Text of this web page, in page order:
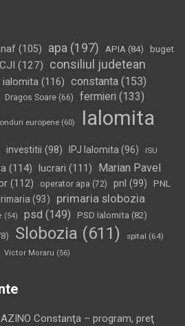
(105) apa (197) APIA (84)
buget
CJI (127)
consiliul judetean
ialomita (116) constanta (153)
Dragos Soare (66) fermieri (133)
europene (60)
Ialomita
investitii (98) IPJ Ialomita (96) ISU
(114) lucrari (111)
Marian Pavel
(112) operator apa (72) pnl (99)
PNL
(93)
primaria slobozia
(54) psd (149) PSD Ialomita (82)
Slobozia (611) spital (64)
Victor Moraru (56)
Constanţa – program, preţ